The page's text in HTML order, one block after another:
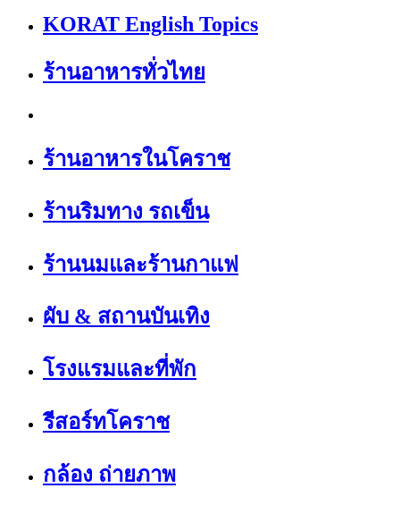
KORAT English Topics
ร้านอาหารทั่วไทย
ร้านอาหารในโคราช
ร้านริมทาง รถเข็น
ร้านนมและร้านกาแฟ
ผับ & สถานบันเทิง
โรงแรมและที่พัก
รีสอร์ทโคราช
กล้อง ถ่ายภาพ